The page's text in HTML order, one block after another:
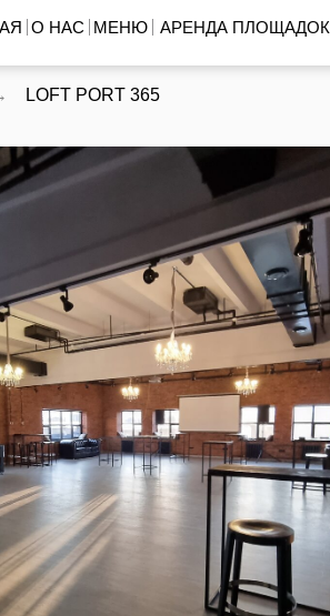
О НАС МЕНЮ АРЕНДА ПЛОЩАДОК
LOFT PORT 365